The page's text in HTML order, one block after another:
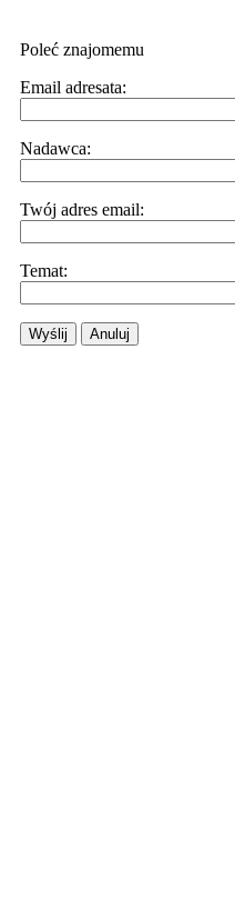
Poleć znajomemu
Email adresata:
Nadawca:
Twój adres email:
Temat:
Wyślij Anuluj